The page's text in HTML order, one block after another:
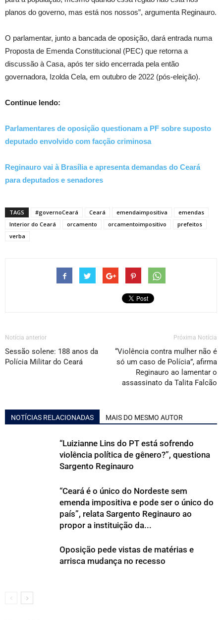
planos do governo, mas está nos nossos”, argumenta Reginauro.
O parlamentar, junto a bancada de oposição, dará entrada numa
Proposta de Emenda Constitucional (PEC) que retorna a
discussão à Casa, após ter sido encerrada pela então
governadora, Izolda Cela, em outubro de 2022 (pós-eleição).
Continue lendo:
Parlamentares de oposição questionam a PF sobre suposto
deputado envolvido com facção criminosa
Reginauro vai à Brasília e apresenta demandas do Ceará
para deputados e senadores
TAGS #governoCeará Ceará emendaimpositiva
emendas
Interior do Ceará
orcamento orcamentoimpositivo
prefeitos
verba
Notícia anterior
Sessão solene: 188 anos da
Polícia Militar do Ceará
Próxima Notícia
“Violência contra mulher não é
só um caso de Polícia”, afirma
Reginauro ao lamentar o
assassinato da Talita Falcão
NOTÍCIAS RELACIONADAS MAIS DO MESMO AUTOR
“Luizianne Lins do PT está sofrendo
violência política de gênero?”, questiona
Sargento Reginauro
“Ceará é o único do Nordeste sem
emenda impositiva e pode ser o único do
país”, relata Sargento Reginauro ao
propor a instituição da...
Oposição pede vistas de matérias e
arrisca mudança no recesso